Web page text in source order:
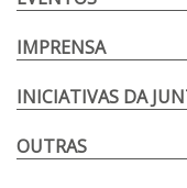
IMPRENSA
INICIATIVAS DA
OUTRAS